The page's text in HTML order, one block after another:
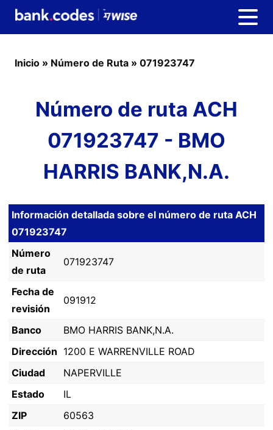
Inicio » Número de Ruta » 071923747
Número de ruta ACH
071923747 - BMO
HARRIS BANK,N.A.
Información detallada sobre el número de ruta ACH
071923747
Número
de ruta
071923747
Fecha de
revisión
091912
Banco
BMO HARRIS BANK,N.A.
Dirección 1200 E WARRENVILLE ROAD
Ciudad
NAPERVILLE
Estado
IL
ZIP
60563